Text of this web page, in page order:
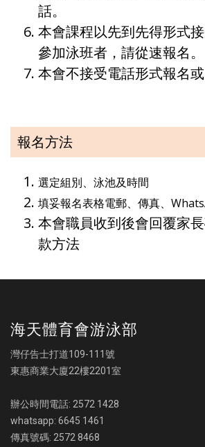
話。
本會課程以先到先得形式
參加泳班者，請從速報名。
本會不接受電話形式報名或
報名方法
選定組別、泳池及時間
填妥報名表格電郵、傳真、
本會職員收到後會回覆家
款方法
海天體育會游泳部
灣仔告士打道109-111號
東惠商業大廈22樓2201室
辦公時間電話: 2572 1428
whatsapp: 6645 1461
傳真號碼: 2572 8468